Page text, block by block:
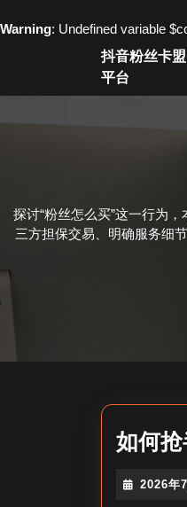
Warning: Undefined variable
抖音粉丝卡
平台
探讨“粉丝怎么买”这一行为
三方担保交易、明确服务细
如何
2026年